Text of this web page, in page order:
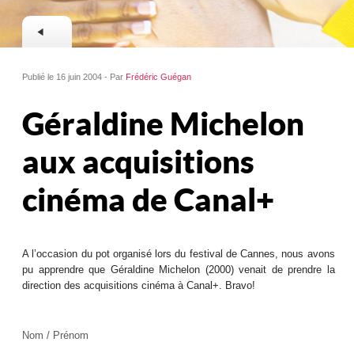
Publié le 16 juin 2004 - Par Frédéric Guégan
Géraldine Michelon
aux acquisitions
cinéma de Canal+
A l’occasion du pot organisé lors du festival de Cannes, nous avons
pu apprendre que Géraldine Michelon (2000) venait de prendre la
direction des acquisitions cinéma à Canal+. Bravo!
Nom / Prénom